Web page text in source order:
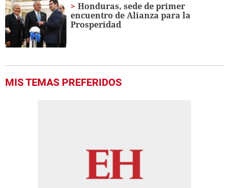
Honduras, sede de primer
encuentro de Alianza para la
Prosperidad
MIS TEMAS PREFERIDOS